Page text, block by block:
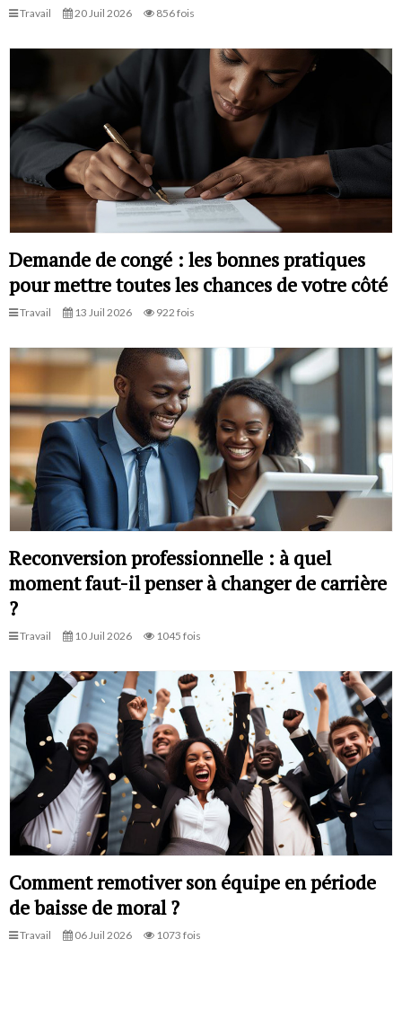
Travail 20 Juil 2026 856 fois
Demande de congé : les bonnes pratiques
pour mettre toutes les chances de votre côté
Travail 13 Juil 2026 922 fois
Reconversion professionnelle : à quel
moment faut-il penser à changer de carrière
?
Travail 10 Juil 2026 1045 fois
Comment remotiver son équipe en période
de baisse de moral ?
Travail 06 Juil 2026 1073 fois